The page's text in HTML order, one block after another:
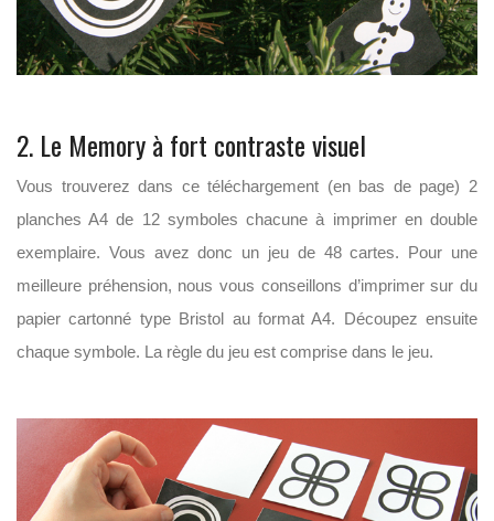
2. Le Memory à fort contraste visuel
Vous trouverez dans ce téléchargement (en bas de page) 2
planches A4 de 12 symboles chacune à imprimer en double
exemplaire. Vous avez donc un jeu de 48 cartes. Pour une
meilleure préhension, nous vous conseillons d’imprimer sur du
papier cartonné type Bristol au format A4. Découpez ensuite
chaque symbole. La règle du jeu est comprise dans le jeu.